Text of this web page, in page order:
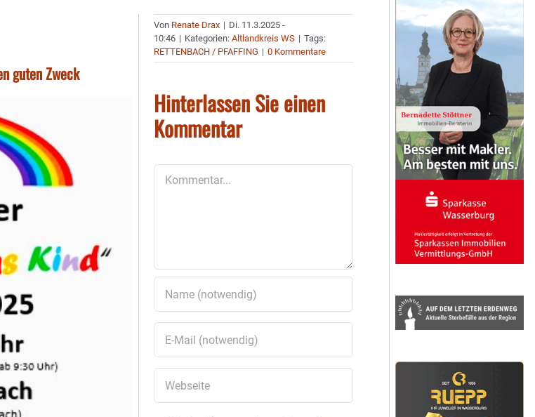
guten Zweck
Von Renate Drax | Di. 11.3.2025 -
10:46 | Kategorien:Altlandkreis WS | Tags:
RETTENBACH / PFAFFING | 0 Kommentare
Hinterlassen Sie einen
Kommentar